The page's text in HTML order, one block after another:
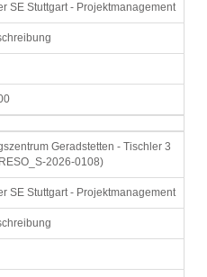
SE Stuttgart - Projektmanagement
Geradstetten - Tischler 3
2026-0108)
SE Stuttgart - Projektmanagement